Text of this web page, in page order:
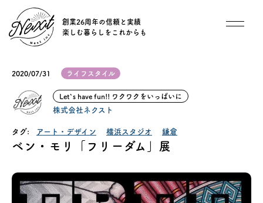
創業26周年の信頼と実績
楽しむ暮らしをこれからも
住宅商品
イベント
オーナー様インタビュー
2020/07/31 ライフスタイル
Let`s have fun!! ワクワクをいっぱいに
株式会社ネクスト
タグ: アート・デザイン 横浜スタジオ 鎌倉
ベン・モリ「フリーダム」展